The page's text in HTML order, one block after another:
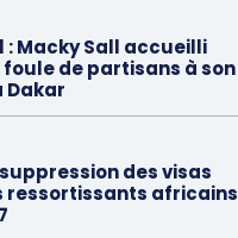
: Macky Sall accueilli
de partisans à son
Dakar
des visas
ressortissants africains